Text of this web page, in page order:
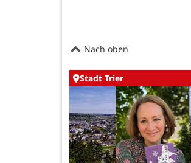
Nach oben
Stadt Trier